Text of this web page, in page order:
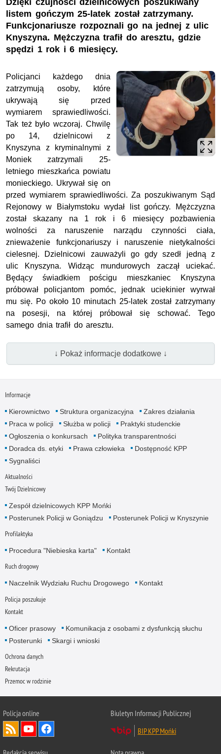
Dzięki czujności dzielnicowych poszukiwany
listem gończym 25-latek został zatrzymany.
Funkcjonariusze rozpoznali go na jednej z ulic
Knyszyna. Mężczyzna trafił do aresztu, gdzie
spędzi 1 rok i 6 miesięcy.
Policjanci każdego dnia
zatrzymują osoby, które
ukrywają się przed
wymiarem sprawiedliwości.
Tak też było wczoraj. Chwilę
po 14, dzielnicowi z
Knyszyna z kryminalnymi z
Moniek zatrzymali 25-
letniego mieszkańca powiatu
monieckiego. Ukrywał się on
przed wymiarem sprawiedliwości. Za poszukiwanym Sąd
Rejonowy w Białymstoku wydał list gończy. Mężczyzna
został skazany na 1 rok i 6 miesięcy pozbawienia
wolności za naruszenie narządu czynności ciała,
znieważenie funkcjonariuszy i naruszenie nietykalności
cielesnej. Dzielnicowi zauważyli go gdy szedł jedną z
ulic Knyszyna. Widząc mundurowych zaczął uciekać.
Będący świadkiem pościgu mieszkaniec Knyszyna
próbował policjantom pomóc, jednak uciekinier wyrwał
mu się. Po około 10 minutach 25-latek został zatrzymany
na posesji, na której próbował się schować. Tego
samego dnia trafił do aresztu.
↓ Pokaż informacje dodatkowe ↓
Informacje
Kierownictwo Struktura organizacyjna
Zakres działania
Praca w policji
Służba w policji
Praktyki studenckie
Ogłoszenia o konkursach
Polityka transparentności
Doradca ds. etyki
Prawa człowieka
Dostępność KPP
Sygnaliści
Aktualności
Twój Dzielnicowy
Zespół dzielnicowych KPP Mońki
Posterunek Policji w Goniądzu
Posterunek Policji w Knyszynie
Profilaktyka
Procedura "Niebieska karta" Kontakt
Ruch drogowy
Naczelnik Wydziału Ruchu Drogowego Kontakt
Policja poszukuje
Kontakt
Oficer prasowy
Komunikacja z osobami z dysfunkcją słuchu
Posterunki
Skargi i wnioski
Ochrona danych
Rekrutacja
Przemoc w rodzinie
Policja online
Biuletyn Informacji Publicznej
BIP KPP Mońki